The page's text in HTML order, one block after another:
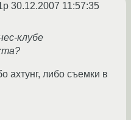
30.12.2007 11:57:35
клубе
ахтунг, либо съемки в